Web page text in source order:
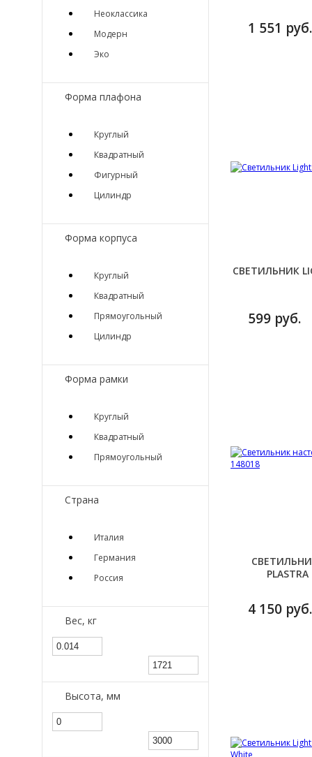
Неоклассика
Модерн
Эко
Форма плафона
Круглый
Квадратный
Фигурный
Цилиндр
Форма корпуса
Круглый
Квадратный
Прямоугольный
Цилиндр
Форма рамки
Круглый
Квадратный
Прямоугольный
Страна
Италия
Германия
Россия
Вес, кг
Высота, мм
1 551 руб.
СВЕТИЛЬНИК
599 руб.
4 150 руб.